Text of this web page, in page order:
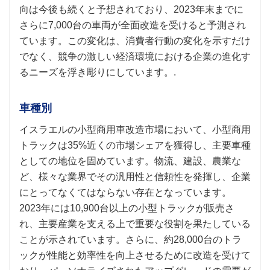
向は今後も続くと予想されており、2023年末までに
さらに7,000台の車両が全面改造を受けると予測され
ています。この変化は、消費者行動の変化を示すだけ
でなく、競争の激しい経済環境における企業の進化す
るニーズを浮き彫りにしています。.
車種別
イスラエルの小型商用車改造市場において、小型商用
トラックは35%近くの市場シェアを獲得し、主要車種
としての地位を固めています。物流、建設、農業な
ど、様々な業界でその汎用性と信頼性を発揮し、企業
にとってなくてはならない存在となっています。
2023年には10,900台以上の小型トラックが販売さ
れ、主要産業を支える上で重要な役割を果たしている
ことが示されています。さらに、約28,000台のトラ
ックが性能と効率性を向上させるために改造を受けて